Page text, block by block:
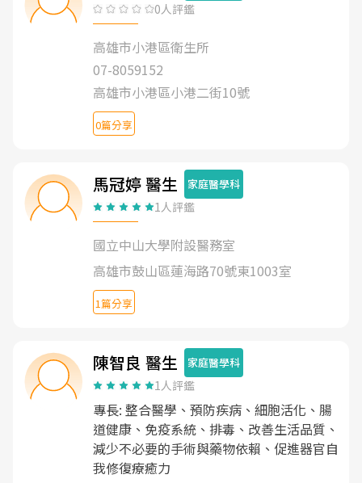
0人評鑑
高雄市小港區衛生所
07-8059152
高雄市小港區小港二街10號
0篇分享
馬冠婷 醫生 家庭醫學科
1人評鑑
國立中山大學附設醫務室
高雄市鼓山區蓮海路70號東1003室
1篇分享
陳智良 醫生 家庭醫學科
1人評鑑
專長: 整合醫學、預防疾病、細胞活化、腸
道健康、免疫系統、排毒、改善生活品質、
減少不必要的手術與藥物依賴、促進器官自
我修復療癒力